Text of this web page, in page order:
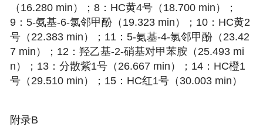
（16.280 min）；8：HC黄4号（18.700 min）；
9：5-氨基-6-氯邻甲酚（19.323 min）；10：HC黄2
号（22.383 min）；11：5-氨基-4-氯邻甲酚（23.42
7 min）；12：羟乙基-2-硝基对甲苯胺（25.493 mi
n）；13：分散紫1号（26.667 min）；14：HC橙1
号（29.510 min）；15：HC红1号（30.003 min）
附录B